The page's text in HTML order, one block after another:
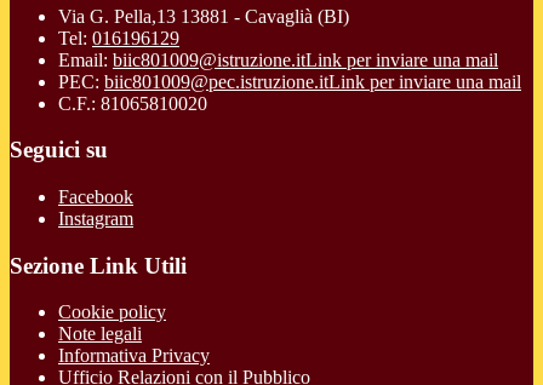
Via G. Pella,13 13881 - Cavaglià (BI)
Tel: 016196129
Email: biic801009@istruzione.itLink per inviare una mail
PEC: biic801009@pec.istruzione.itLink per inviare una mail
C.F.: 81065810020
Seguici su
Facebook
Instagram
Sezione Link Utili
Cookie policy
Note legali
Informativa Privacy
Ufficio Relazioni con il Pubblico